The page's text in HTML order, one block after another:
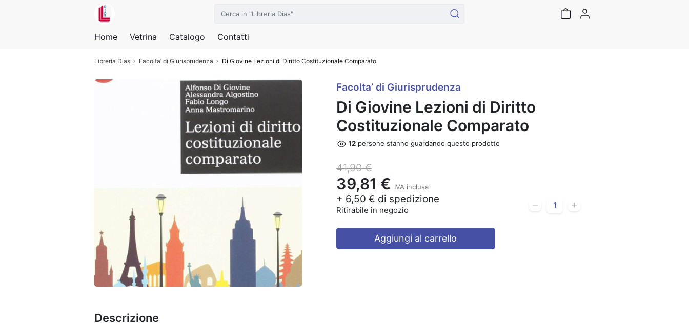
Home Vetrina Catalogo Contatti
Libreria Dias Facolta’ di Giurisprudenza Di Giovine Lezioni di Diritto Costituzionale Comparato
Facolta’ di Giurisprudenza
Di Giovine Lezioni di Diritto
Costituzionale Comparato
12 persone stanno guardando questo prodotto
41,90 €
39,81 € IVA inclusa
+ 6,50 € di spedizione
Ritirabile in negozio
Aggiungi al carrello
Descrizione